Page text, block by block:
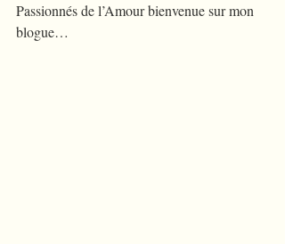
Passionnés de l’Amour bienvenue sur mon
blogue…